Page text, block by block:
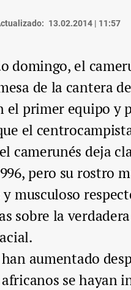
13.02.2014 | 11:57
domingo, el
de la cantera
el primer equipo y
el
camerunés deja
pero su rostro
musculoso
sobre la
aumentado
se hayan